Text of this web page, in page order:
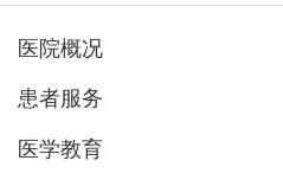
医院概况
患者服务
医学教育